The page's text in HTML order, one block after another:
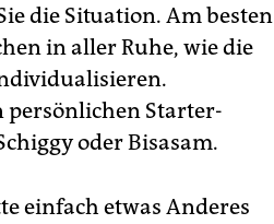
die Situation. Am besten
in aller Ruhe, wie die
persönlichen Starter-
oder Bisasam.
einfach etwas Anderes